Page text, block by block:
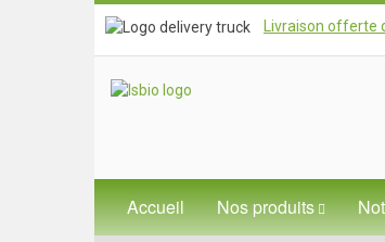
Livraison offerte
Accueil Nos produits